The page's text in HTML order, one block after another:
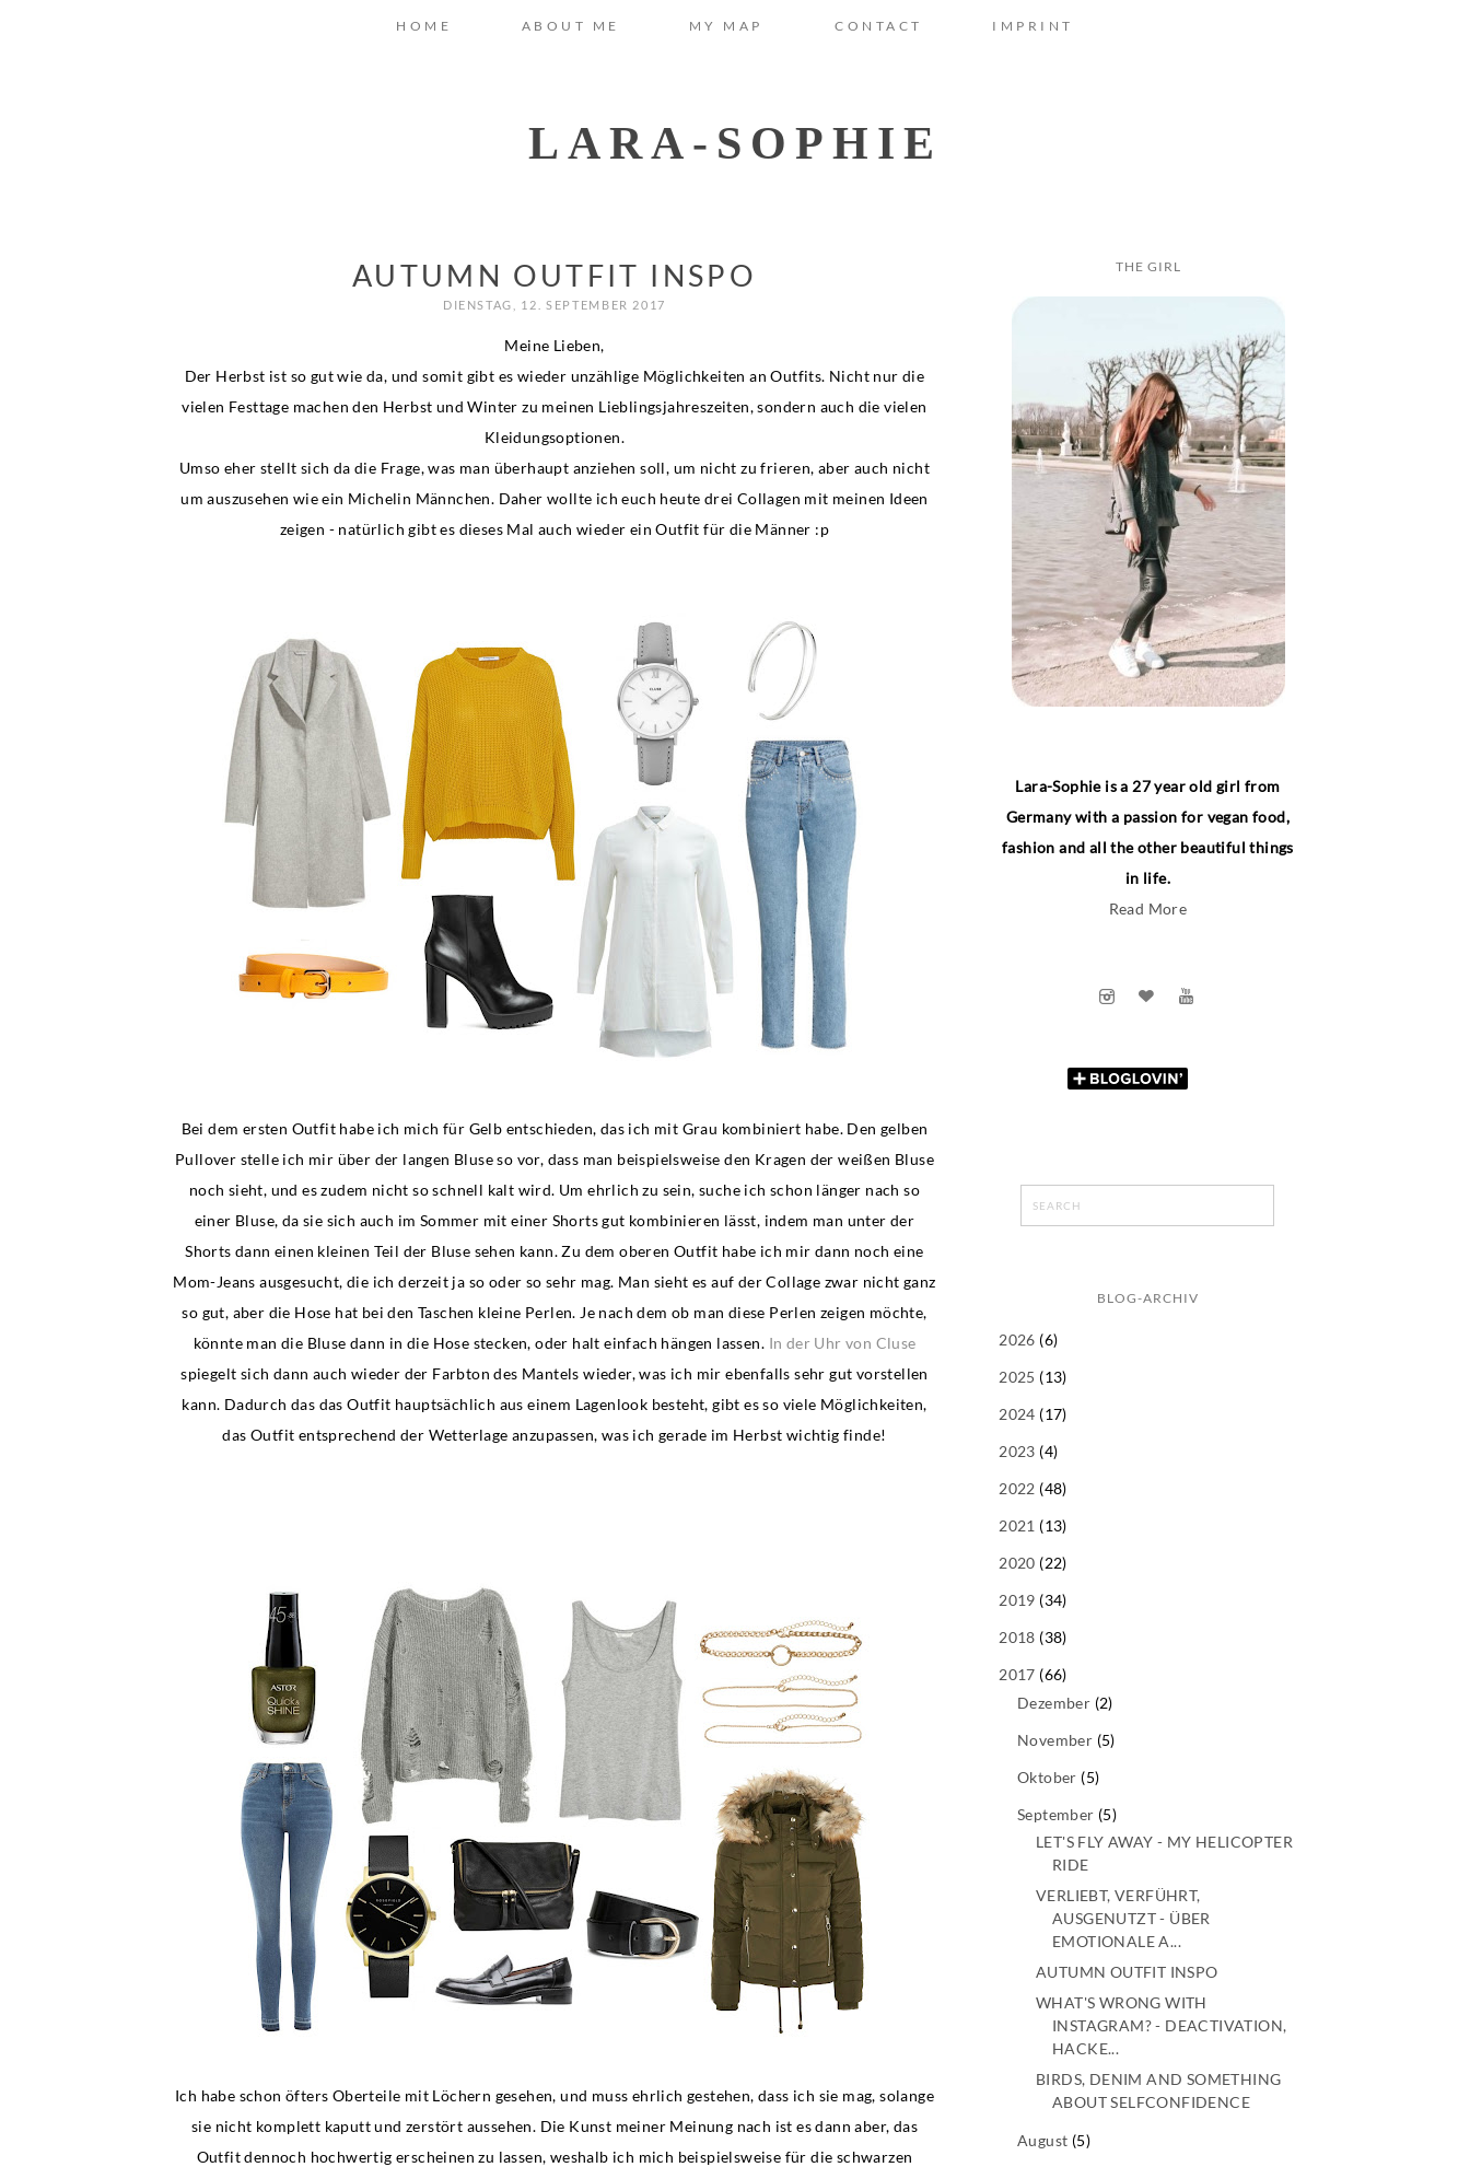
HOME ABOUT ME MY MAP CONTACT IMPRINT
LARA-SOPHIE
AUTUMN OUTFIT INSPO
DIENSTAG, 12. SEPTEMBER 2017
Meine Lieben,
Der Herbst ist so gut wie da, und somit gibt es wieder unzählige Möglichkeiten an Outfits. Nicht nur die
vielen Festtage machen den Herbst und Winter zu meinen Lieblingsjahreszeiten, sondern auch die vielen
Kleidungsoptionen.
Umso eher stellt sich da die Frage, was man überhaupt anziehen soll, um nicht zu frieren, aber auch nicht
um auszusehen wie ein Michelin Männchen. Daher wollte ich euch heute drei Collagen mit meinen Ideen
zeigen - natürlich gibt es dieses Mal auch wieder ein Outfit für die Männer :p
Bei dem ersten Outfit habe ich mich für Gelb entschieden, das ich mit Grau kombiniert habe. Den gelben
Pullover stelle ich mir über der langen Bluse so vor, dass man beispielsweise den Kragen der weißen Bluse
noch sieht, und es zudem nicht so schnell kalt wird. Um ehrlich zu sein, suche ich schon länger nach so
einer Bluse, da sie sich auch im Sommer mit einer Shorts gut kombinieren lässt, indem man unter der
Shorts dann einen kleinen Teil der Bluse sehen kann. Zu dem oberen Outfit habe ich mir dann noch eine
Mom-Jeans ausgesucht, die ich derzeit ja so oder so sehr mag. Man sieht es auf der Collage zwar nicht ganz
so gut, aber die Hose hat bei den Taschen kleine Perlen. Je nach dem ob man diese Perlen zeigen möchte,
könnte man die Bluse dann in die Hose stecken, oder halt einfach hängen lassen. In der Uhr von Cluse
spiegelt sich dann auch wieder der Farbton des Mantels wieder, was ich mir ebenfalls sehr gut vorstellen
kann. Dadurch das das Outfit hauptsächlich aus einem Lagenlook besteht, gibt es so viele Möglichkeiten,
das Outfit entsprechend der Wetterlage anzupassen, was ich gerade im Herbst wichtig finde!
Ich habe schon öfters Oberteile mit Löchern gesehen, und muss ehrlich gestehen, dass ich sie mag, solange
sie nicht komplett kaputt und zerstört aussehen. Die Kunst meiner Meinung nach ist es dann aber, das
Outfit dennoch hochwertig erscheinen zu lassen, weshalb ich mich beispielsweise für die schwarzen
THE GIRL
Lara-Sophie is a 27 year old girl from
Germany with a passion for vegan food,
fashion and all the other beautiful things
in life.
Read More
BLOG-ARCHIV
2026 (6)
2025 (13)
2024 (17)
2023 (4)
2022 (48)
2021 (13)
2020 (22)
2019 (34)
2018 (38)
2017 (66)
Dezember (2)
November (5)
Oktober (5)
September (5)
LET'S FLY AWAY - MY HELICOPTER
RIDE
VERLIEBT, VERFÜHRT,
AUSGENUTZT - ÜBER
EMOTIONALE A...
AUTUMN OUTFIT INSPO
WHAT'S WRONG WITH
INSTAGRAM? - DEACTIVATION,
HACKE...
BIRDS, DENIM AND SOMETHING
ABOUT SELFCONFIDENCE
August (5)